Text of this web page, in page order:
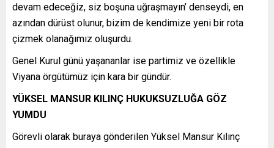
devam edeceğiz, siz boşuna uğraşmayın’ denseydi, en
azından dürüst olunur, bizim de kendimize yeni bir rota
çizmek olanağımız oluşurdu.
Genel Kurul günü yaşananlar ise partimiz ve özellikle
Viyana örgütümüz için kara bir gündür.
YÜKSEL MANSUR KILINÇ HUKUKSUZLUĞA GÖZ
YUMDU
Görevli olarak buraya gönderilen Yüksel Mansur Kılınç